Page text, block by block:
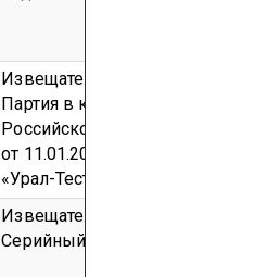
Извещатель пламени
Партия в количестве 80 шт,
Российской федерации по
от 11.01.2009 между Draeger
«Урал-Тест»
Извещатели пожарные ручные
Серийный выпуск